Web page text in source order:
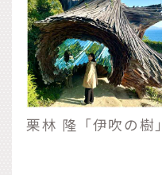
栗林 隆「伊吹の樹」